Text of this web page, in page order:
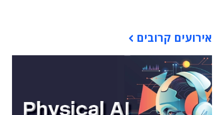
אירועים קרובים